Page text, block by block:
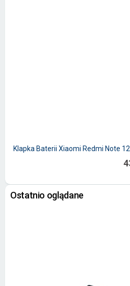
Klapka Baterii Xiaomi Redmi Note
Ostatnio oglądane